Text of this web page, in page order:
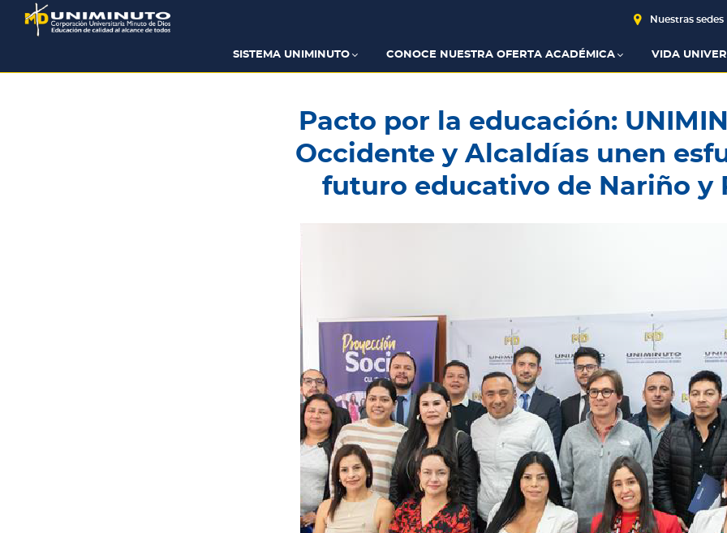
contenido
Nuestras sedes
SISTEMA UNIMINUTO CONOCE NUESTRA OFERTA ACADÉMICA VIDA
Pacto por la educación:
Occidente y Alcaldías unen
futuro educativo de Nariño y